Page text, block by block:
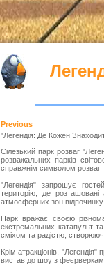
Previous
"Легендія: Де Кожен
Сілезький парк розваг
розважальних парків
справжнім символом розваг
"Легендія" запрошує
територію, де розташовані
атмосферних зон
Парк вражає своєю
екстремальних катапульт
сміхом та радістю,
Крім атракціонів, "Легендія"
вистав до шоу з